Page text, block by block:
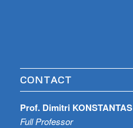
CONTACT
Prof. Dimitri KONSTANTAS
Full Professor